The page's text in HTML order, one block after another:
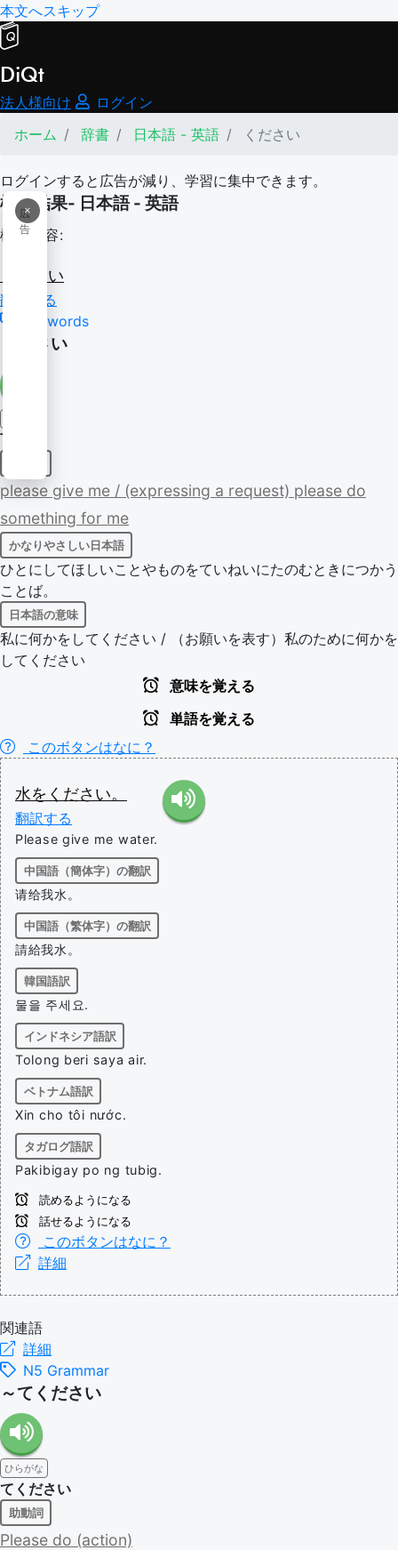
本文へスキップ
DiQt
法人様向け
ログイン
ホーム
辞書 日本語 - 英語 ください
ログインすると広告が減り、学習に集中できます。
×
広
告
検索結果- 日本語 - 英語
検索内容:
ください
翻訳する
N5 words
ください
下さい
please give me / (expressing a request) please do
something for me
かなりやさしい日本語
ひとにしてほしいことやものをていねいにたのむときにつかう
ことば。
日本語の意味
私に何かをしてください / （お願いを表す）私のために何かを
してください
意味を覚える
単語を覚える
このボタンはなに？
水を ください。
翻訳する
Please give me water.
中国語（簡体字）の翻訳
请给我水。
中国語（繁体字）の翻訳
請給我水。
韓国語訳
물을 주세요.
インドネシア語訳
Tolong beri saya air.
ベトナム語訳
Xin cho tôi nước.
タガログ語訳
Pakibigay po ng tubig.
読めるようになる
話せるようになる
このボタンはなに？
詳細
関連語
詳細
N5 Grammar
～てください
ひらがな
てください
助動詞
Please do (action)